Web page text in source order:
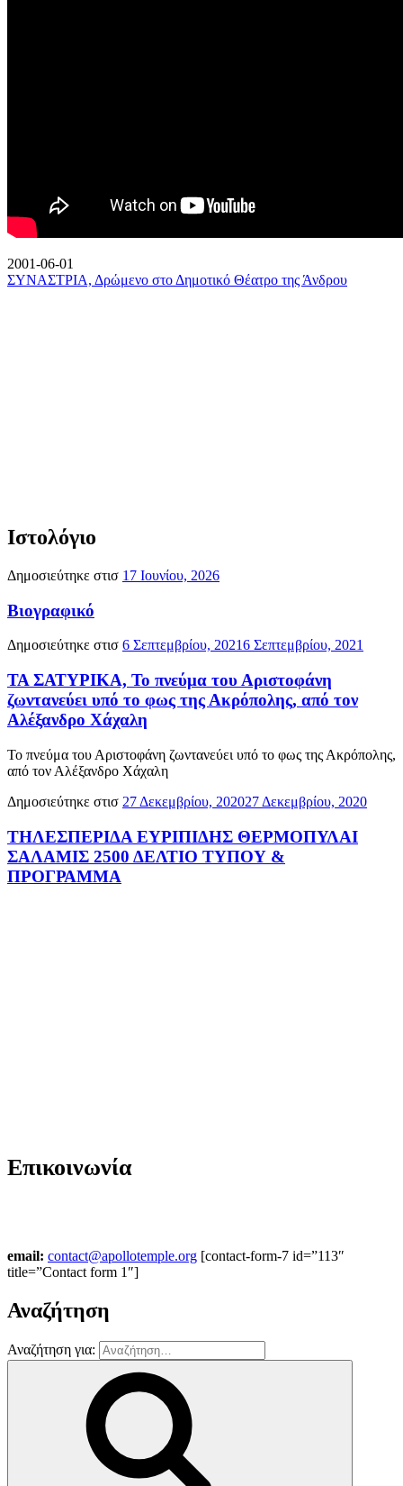
2001-06-01
ΣΥΝΑΣΤΡΙΑ, Δρώμενο στο Δημοτικό Θέατρο της Άνδρου
Ιστολόγιο
Δημοσιεύτηκε στισ 17 Ιουνίου, 2026
Βιογραφικό
Δημοσιεύτηκε στισ 6 Σεπτεμβρίου, 20216 Σεπτεμβρίου, 2021
ΤΑ ΣΑΤΥΡΙΚΑ, Το πνεύμα του Αριστοφάνη
ζωντανεύει υπό το φως της Ακρόπολης, από τον
Αλέξανδρο Χάχαλη
Το πνεύμα του Αριστοφάνη ζωντανεύει υπό το φως της Ακρόπολης,
από τον Αλέξανδρο Χάχαλη
Δημοσιεύτηκε στισ 27 Δεκεμβρίου, 202027 Δεκεμβρίου, 2020
ΤΗΛΕΣΠΕΡΙΔΑ ΕΥΡΙΠΙΔΗΣ ΘΕΡΜΟΠΥΛΑΙ
ΣΑΛΑΜΙΣ 2500 ΔΕΛΤΙΟ ΤΥΠΟΥ &
ΠΡΟΓΡΑΜΜΑ
Επικοινωνία
email: contact@apollotemple.org [contact-form-7 id=”113″
title=”Contact form 1″]
Αναζήτηση
Αναζήτηση για: